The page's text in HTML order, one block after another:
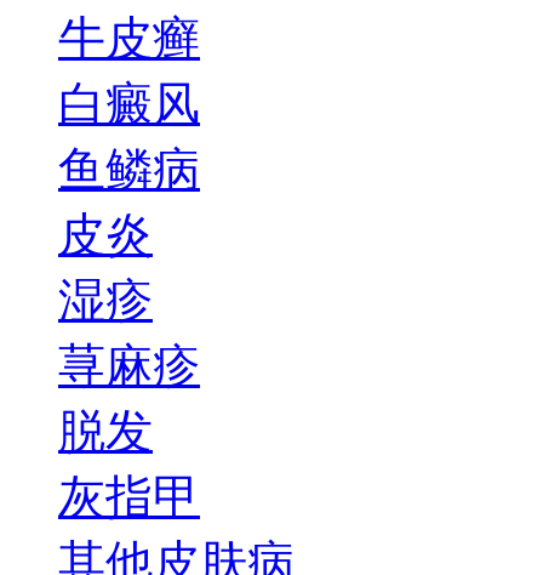
牛皮癣
白癜风
鱼鳞病
皮炎
湿疹
荨麻疹
脱发
灰指甲
其他皮肤病